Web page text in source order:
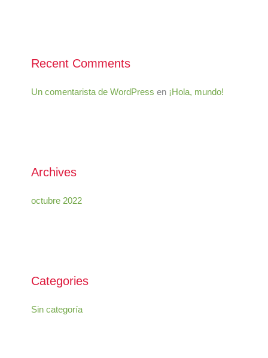
Recent Comments
Un comentarista de WordPress en ¡Hola, mundo!
Archives
octubre 2022
Categories
Sin categoría